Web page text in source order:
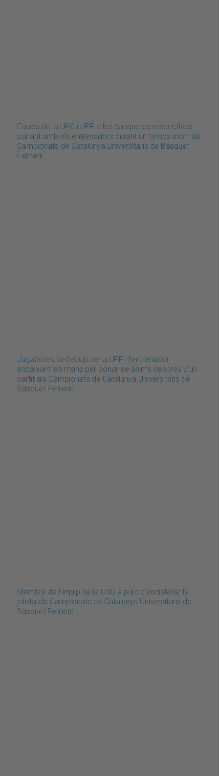
Equips de la UPC i UPF a les banquetes respectives
parlant amb els entrenadors durant un temps mort als
Campionats de Catalunya Universitaris de Bàsquet
Femení
Jugadores de l'equip de la UPF i l'entrenador
encaixant les mans per donar-se ànims després d'un
partit als Campionats de Catalunya Universitaris de
Bàsquet Femení
Membre de l'equip de la UdG a punt d'encistellar la
pilota als Campionats de Catalunya Universitaris de
Bàsquet Femení